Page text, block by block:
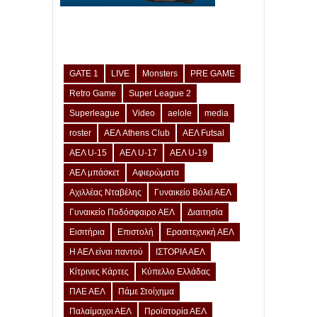
GATE 1 LIVE Monsters
PRE GAME
Retro Game
Super League 2
Superleague
Video aelole
media
roster
ΑΕΛ Athens Club
ΑΕΛ Futsal
ΑΕΛ U-15
ΑΕΛ U-17
ΑΕΛ U-19
ΑΕΛ μπάσκετ
Αφιερώματα
Αχιλλέας Νταβέλης
Γυναικείο Βόλεϊ ΑΕΛ
Γυναικείο Ποδόσφαιρο ΑΕΛ
Διαιτησία
Εισιτήρια
Επιστολή
Ερασιτεχνική ΑΕΛ
Η ΑΕΛ είναι παντού
ΙΣΤΟΡΙΑ ΑΕΛ
Κίτρινες Κάρτες
Κύπελλο Ελλάδας
ΠΑΕ ΑΕΛ
Πάμε Στοίχημα
Παλαίμαχοι ΑΕΛ
Προϊστορία ΑΕΛ